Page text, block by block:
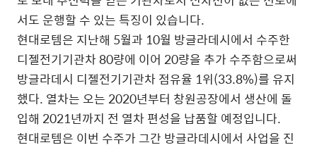
서도 운행할 수 있는 특징이 있습니다.
현대로템은 지난해 5월과 10월 방글라데시에서 수주한
디젤전기기관차 80량에 이어 20량을 추가 수주함으로써
방글라데시 디젤전기기관차 점유율 1위(33.8%)를 유지
했다. 열차는 오는 2020년부터 창원공장에서 생산에 돌
입해 2021년까지 전 열차 편성을 납품할 예정입니다.
현대로템은 이번 수주가 그간 방글라데시에서 사업을 진